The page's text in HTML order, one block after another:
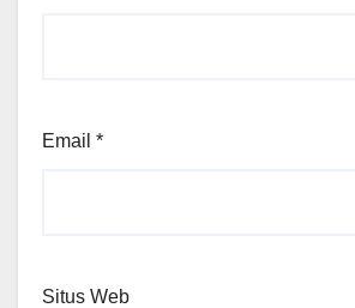
Email *
Situs Web